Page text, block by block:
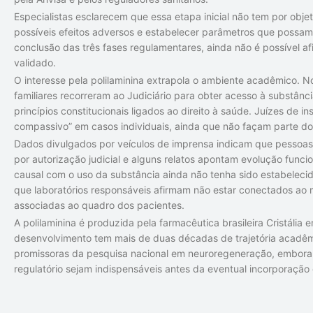
Especialistas esclarecem que essa etapa inicial não tem por
possíveis efeitos adversos e estabelecer parâmetros que
conclusão das três fases regulamentares, ainda não é possível
validado.
O interesse pela polilaminina extrapola o ambiente acadêmico.
familiares recorreram ao Judiciário para obter acesso à
princípios constitucionais ligados ao direito à saúde. Juízes de
compassivo” em casos individuais, ainda que não façam parte
Dados divulgados por veículos de imprensa indicam que
por autorização judicial e alguns relatos apontam evolução
causal com o uso da substância ainda não tenha sido
que laboratórios responsáveis afirmam não estar conectados
associadas ao quadro dos pacientes.
A polilaminina é produzida pela farmacêutica brasileira Cristália
desenvolvimento tem mais de duas décadas de trajetória
promissoras da pesquisa nacional em neuroregeneração,
regulatório sejam indispensáveis antes da eventual